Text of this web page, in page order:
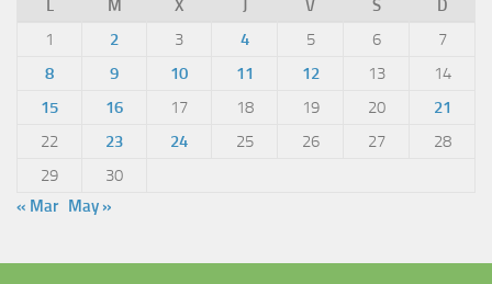
L
M X J V S
D
1
2 3 4 5 6
7
8
9 10 11 12 13
14
15
16 17 18 19 20
21
22
23 24 25 26 27
28
29
30
« Mar May »